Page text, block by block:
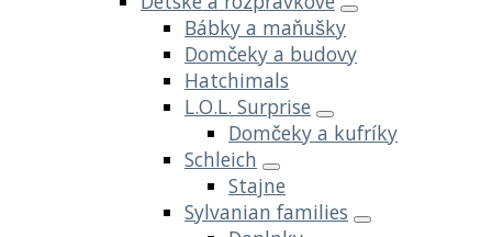
Bábky a maňušky
Domčeky a budovy
Hatchimals
L.O.L. Surprise
Domčeky a kufríky
Schleich
Stajne
Sylvanian families